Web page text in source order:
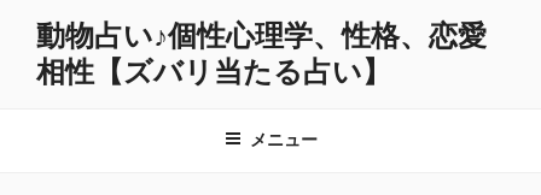
動物占い♪個性心理学、性格、恋愛
相性【ズバリ当たる占い】
メニュー